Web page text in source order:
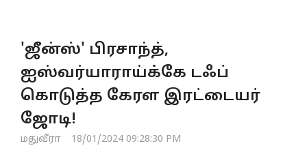
e
N
a
v
i
a
'ஜீன்ஸ்' பிரசாந்த்,
ஐஸ்வர்யாராய்க்கே டஃப்
கொடுத்த கேரள இரட்டையர்
ஜோடி!
மதுவீரா 18/01/2024 09:28:30 PM